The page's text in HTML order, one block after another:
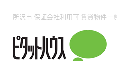
所沢市 保証会社利用可 賃貸物件一
必要な書類